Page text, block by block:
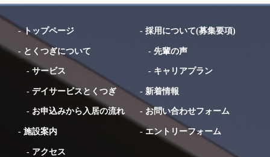
-トップページ
- とくつぎについて
-サービス
-デイサービスとくつぎ
- お申込みから入居の流れ
-施設案内
- アクセス
-採用について(募集要項)
-先輩の声
- キャリアプラン
- 新着情報
- お問い合わせフォーム
-エントリーフォーム